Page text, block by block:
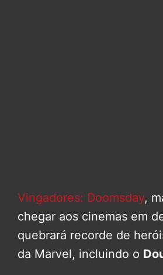
Vingadores: Doomsday,
chegar aos cinemas em
quebrará recorde de
da Marvel, incluindo o